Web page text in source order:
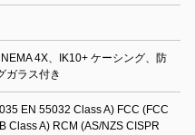
4X、IK10+ ケーシング、防
ガラス付き
EN 55032 Class A) FCC (FCC
Class A) RCM (AS/NZS CISPR